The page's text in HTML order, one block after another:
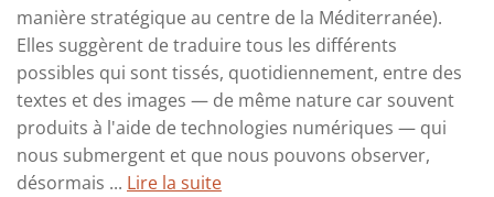
manière stratégique au centre de la Méditerranée).
Elles suggèrent de traduire tous les différents
possibles qui sont tissés, quotidiennement, entre des
textes et des images — de même nature car souvent
produits à l'aide de technologies numériques — qui
nous submergent et que nous pouvons observer,
désormais ... Lire la suite